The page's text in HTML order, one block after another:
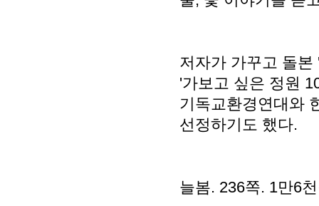
저자가 가꾸고 돌
'가보고 싶은 정원
기독교환경연대와
선정하기도 했다.
늘봄. 236쪽. 1만6